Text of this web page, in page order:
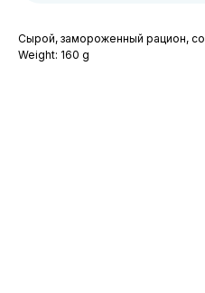
Сырой, замороженный рацион,
Weight: 160 g